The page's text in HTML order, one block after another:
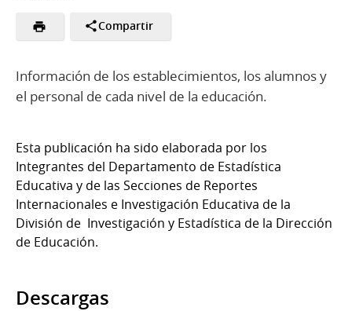
Compartir
Información de los establecimientos, los alumnos y
el personal de cada nivel de la educación.
Esta publicación ha sido elaborada por los
Integrantes del Departamento de Estadística
Educativa y de las Secciones de Reportes
Internacionales e Investigación Educativa de la
División de Investigación y Estadística de la Dirección
de Educación.
Descargas